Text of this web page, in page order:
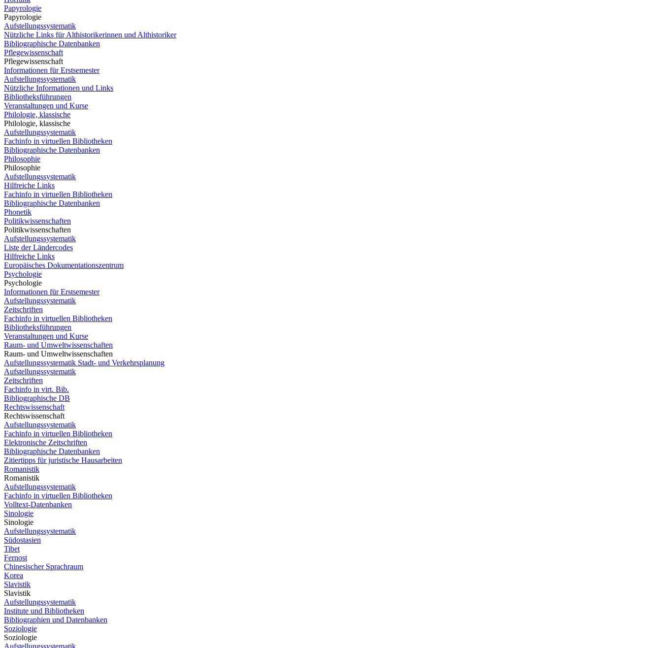
Papyrologie
Papyrologie
Aufstellungssystematik
Nützliche Links für Althistorikerinnen und Althistoriker
Bibliographische Datenbanken
Pflegewissenschaft
Pflegewissenschaft
Informationen für Erstsemester
Aufstellungssystematik
Nützliche Informationen und Links
Bibliotheksführungen
Veranstaltungen und Kurse
Philologie, klassische
Philologie, klassische
Aufstellungssystematik
Fachinfo in virtuellen Bibliotheken
Bibliographische Datenbanken
Philosophie
Philosophie
Aufstellungssystematik
Hilfreiche Links
Fachinfo in virtuellen Bibliotheken
Bibliographische Datenbanken
Phonetik
Politikwissenschaften
Politikwissenschaften
Aufstellungssystematik
Liste der Ländercodes
Hilfreiche Links
Europäisches Dokumentationszentrum
Psychologie
Psychologie
Informationen für Erstsemester
Aufstellungssystematik
Zeitschriften
Fachinfo in virtuellen Bibliotheken
Bibliotheksführungen
Veranstaltungen und Kurse
Raum- und Umweltwissenschaften
Raum- und Umweltwissenschaften
Aufstellungssystematik Stadt- und Verkehrsplanung
Aufstellungssystematik
Zeitschriften
Fachinfo in virt. Bib.
Bibliographische DB
Rechtswissenschaft
Rechtswissenschaft
Aufstellungssystematik
Fachinfo in virtuellen Bibliotheken
Elektronische Zeitschriften
Bibliographische Datenbanken
Zitiertipps für juristische Hausarbeiten
Romanistik
Romanistik
Aufstellungssystematik
Fachinfo in virtuellen Bibliotheken
Volltext-Datenbanken
Sinologie
Sinologie
Aufstellungssystematik
Südostasien
Tibet
Fernost
Chinesischer Sprachraum
Korea
Slavistik
Slavistik
Aufstellungssystematik
Institute und Bibliotheken
Bibliographien und Datenbanken
Soziologie
Soziologie
Aufstellungssystematik